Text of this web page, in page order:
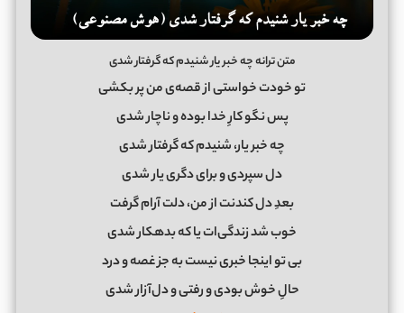
متن ترانه چه خبر یار شنیدم که گرفتار شدی
تو خودت خواستی از قصه‌ی من پر بکشی
پس نگو کارِ خدا بوده و ناچار شدی
چه خبر یار، شنیدم که گرفتار شدی
دل سپردی و برای دگری یار شدی
بعدِ دل کندنت از من، دلت آرام گرفت
خوب شد زندگی‌ات یا که بدهکار شدی
بی تو اینجا خبری نیست به جز غصه و درد
حالِ خوش بودی و رفتی و دل‌آزار شدی